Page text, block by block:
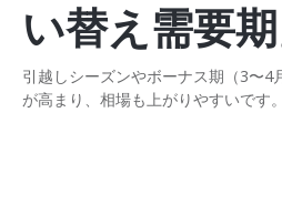
い替え需要期
引越しシーズンやボーナス期（3〜4
が高まり、相場も上がりやすいです。